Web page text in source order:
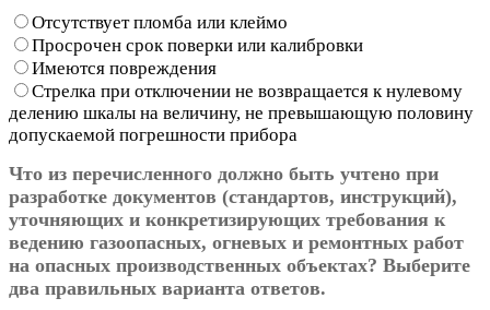
Отсутствует пломба или клеймо
Просрочен срок поверки или калибровки
Имеются повреждения
Стрелка при отключении не возвращается к нулевому
делению шкалы на величину, не превышающую половину
допускаемой погрешности прибора
Что из перечисленного должно быть учтено при
разработке документов (стандартов, инструкций),
уточняющих и конкретизирующих требования к
ведению газоопасных, огневых и ремонтных работ
на опасных производственных объектах? Выберите
два правильных варианта ответов.